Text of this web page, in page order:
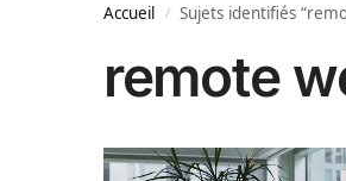
Accueil / Sujets identifiés
remote